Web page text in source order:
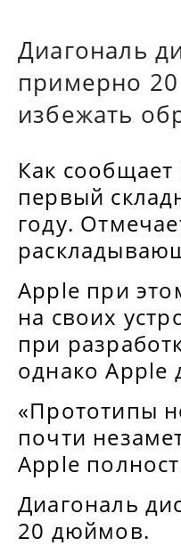
Диагональ
примерно
избежать
Как
первый
году.
Apple при
на своих
при
однако Apple
«Прототипы
почти
Apple
Диагональ
20 дюймов.